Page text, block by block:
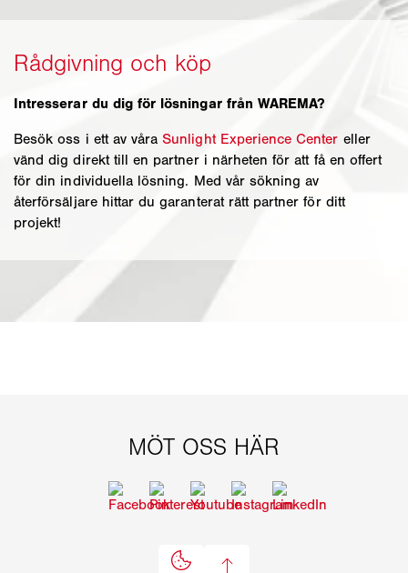
Intresserar du dig för lösningar från WAREMA?
Besök oss i ett av våraSunlight Experience Center eller
vänd dig direkt till en partner i närheten för att få en offert
för din individuella lösning. Med vår sökning av
återförsäljare hittar du garanterat rätt partner för ditt
projekt!